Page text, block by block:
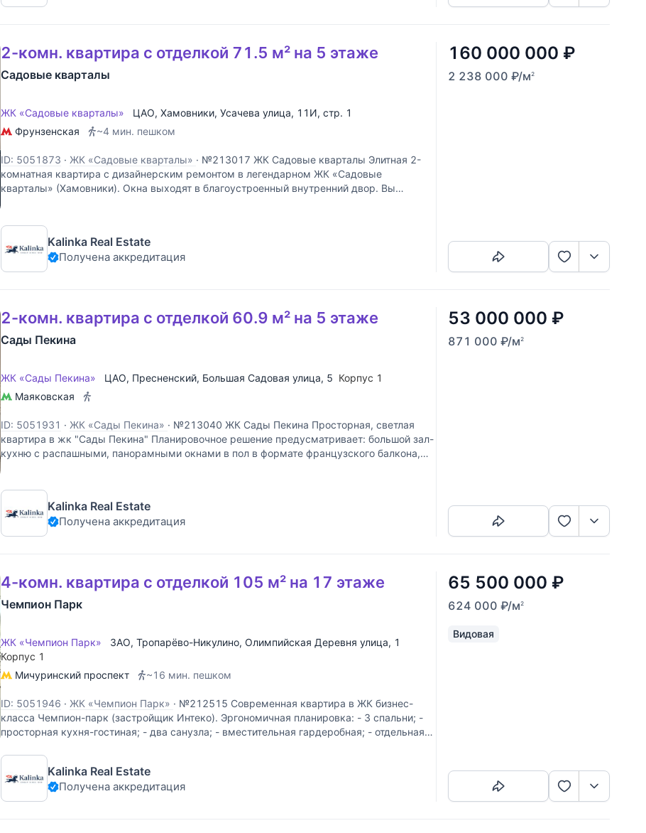
2-комн. квартира с отделкой 71.5 м² на 5 этаже
Садовые кварталы
ЖК «Садовые кварталы» ЦАО, Хамовники, Усачева улица, 11И, стр. 1
Фрунзенская
~4 мин. пешком
ID: 5051873 · ЖК «Садовые кварталы» · №213017 ЖК Садовые кварталы Элитная 2-
комнатная квартира с дизайнерским ремонтом в легендарном ЖК «Садовые
кварталы» (Хамовники). Окна выходят в благоустроенный внутренний двор. Вы
Kalinka Real Estate
Получена аккредитация
160 000 000 ₽
2 238 000 ₽/м2
2-комн. квартира с отделкой 60.9 м² на 5 этаже
Сады Пекина
ЖК «Сады Пекина» ЦАО, Пресненский, Большая Садовая улица, 5 Корпус 1
Маяковская
ID: 5051931 · ЖК «Сады Пекина» · №213040 ЖК Сады Пекина Просторная, светлая
квартира в жк "Сады Пекина" Планировочное решение предусматривает: большой зал-
кухню с распашными, панорамными окнами в пол в формате французского балкона,
Kalinka Real Estate
Получена аккредитация
53 000 000 ₽
871 000 ₽/м2
4-комн. квартира с отделкой 105 м² на 17 этаже
Чемпион Парк
ЖК «Чемпион Парк» ЗАО, Тропарёво-Никулино, Олимпийская Деревня улица, 1
Корпус 1
Мичуринский проспект
~16 мин. пешком
ID: 5051946 · ЖК «Чемпион Парк» · №212515 Современная квартира в ЖК бизнес-
класса Чемпион-парк (застройщик Интеко). Эргономичная планировка: - 3 спальни; -
просторная кухня-гостиная; - два санузла; - вместительная гардеробная; - отдельная
Kalinka Real Estate
Получена аккредитация
65 500 000 ₽
624 000 ₽/м2
Видовая